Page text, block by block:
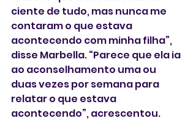
ciente de tudo, mas nunca me
contaram o que estava
acontecendo com minha filha”,
disse Marbella. “Parece que ela ia
ao aconselhamento uma ou
duas vezes por semana para
relatar o que estava
acontecendo”, acrescentou.